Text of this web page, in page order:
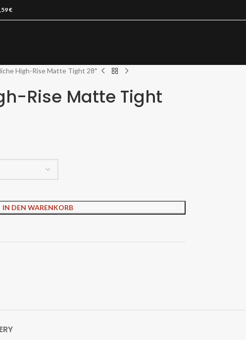
€
High-Rise Matte Tight 28″
Rise Matte Tight
IN DEN WARENKORB